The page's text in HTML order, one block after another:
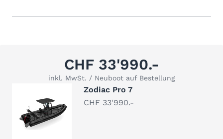
CHF 33'990.-
inkl. MwSt. / Neuboot auf Bestellung
Zodiac Pro 7
CHF 33'990.-